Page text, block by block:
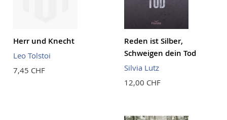
Herr und Knecht
Leo Tolstoi
7,45 CHF
Reden ist Silber,
Schweigen dein Tod
Silvia Lutz
12,00 CHF